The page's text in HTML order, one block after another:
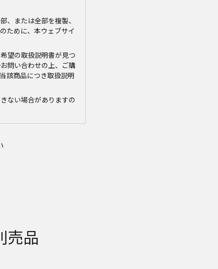
、または全部を複製、
ために、本ウェブサイ
望の取扱説明書が見つ
問い合わせの上、ご購
該商品につき取扱説明
ない場合がありますの
用し、その記録を残す
ものに代えて、改訂
扱説明書は、商品本
売品